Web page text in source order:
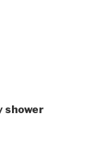
shower